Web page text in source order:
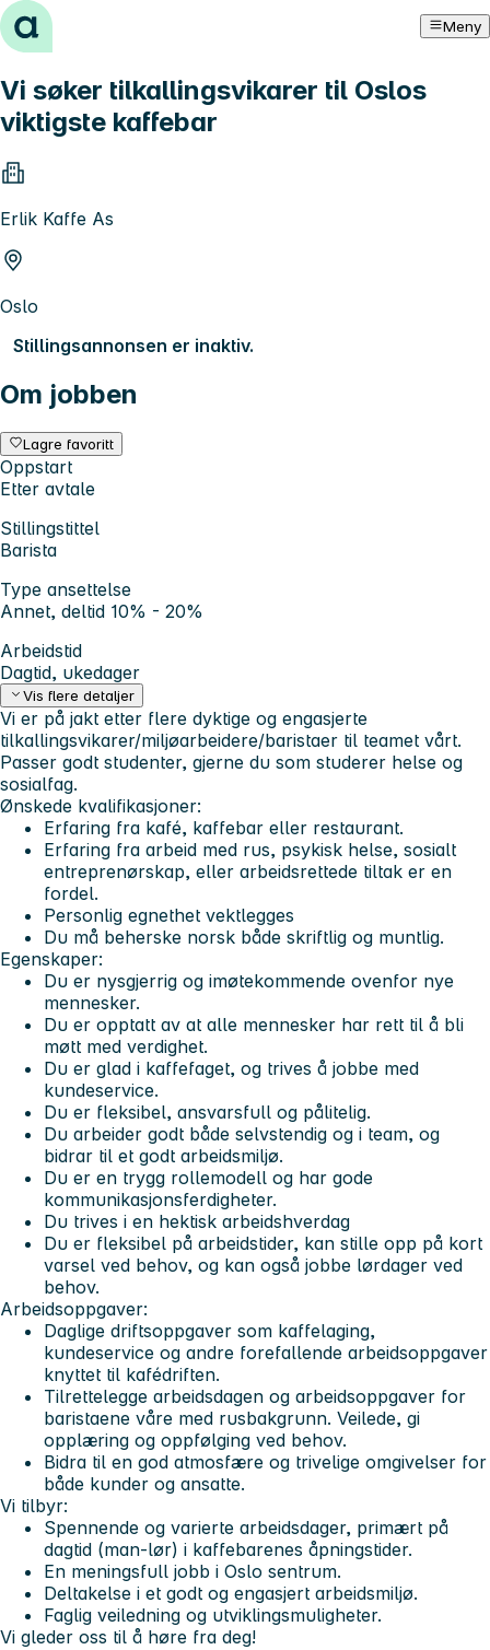
Hopp til innhold Meny
Vi søker tilkallingsvikarer til Oslos
viktigste kaffebar
Erlik Kaffe As
Oslo
Stillingsannonsen er inaktiv.
Om jobben
Lagre favoritt
Oppstart
Etter avtale
Stillingstittel
Barista
Type ansettelse
Annet, deltid 10% - 20%
Arbeidstid
Dagtid, ukedager
Vis flere detaljer
Vi er på jakt etter flere dyktige og engasjerte
tilkallingsvikarer/miljøarbeidere/baristaer til teamet vårt.
Passer godt studenter, gjerne du som studerer helse og
sosialfag.
Ønskede kvalifikasjoner:
Erfaring fra kafé, kaffebar eller restaurant.
Erfaring fra arbeid med rus, psykisk helse, sosialt
entreprenørskap, eller arbeidsrettede tiltak er en
fordel.
Personlig egnethet vektlegges
Du må beherske norsk både skriftlig og muntlig.
Egenskaper:
Du er nysgjerrig og imøtekommende ovenfor nye
mennesker.
Du er opptatt av at alle mennesker har rett til å bli
møtt med verdighet.
Du er glad i kaffefaget, og trives å jobbe med
kundeservice.
Du er fleksibel, ansvarsfull og pålitelig.
Du arbeider godt både selvstendig og i team, og
bidrar til et godt arbeidsmiljø.
Du er en trygg rollemodell og har gode
kommunikasjonsferdigheter.
Du trives i en hektisk arbeidshverdag
Du er fleksibel på arbeidstider, kan stille opp på kort
varsel ved behov, og kan også jobbe lørdager ved
behov.
Arbeidsoppgaver:
Daglige driftsoppgaver som kaffelaging,
kundeservice og andre forefallende arbeidsoppgaver
knyttet til kafédriften.
Tilrettelegge arbeidsdagen og arbeidsoppgaver for
baristaene våre med rusbakgrunn. Veilede, gi
opplæring og oppfølging ved behov.
Bidra til en god atmosfære og trivelige omgivelser for
både kunder og ansatte.
Vi tilbyr:
Spennende og varierte arbeidsdager, primært på
dagtid (man-lør) i kaffebarenes åpningstider.
En meningsfull jobb i Oslo sentrum.
Deltakelse i et godt og engasjert arbeidsmiljø.
Faglig veiledning og utviklingsmuligheter.
Vi gleder oss til å høre fra deg!